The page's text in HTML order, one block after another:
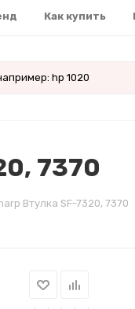
Как купить
7370
Втулка SF-7320, 7370